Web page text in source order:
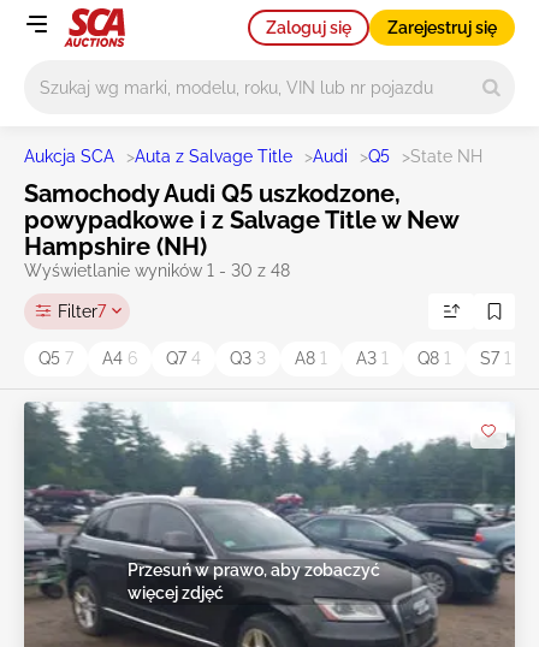
Zaloguj się Zarejestruj się
Aukcja SCA >Auta z Salvage Title >Audi >Q5 >State NH
Samochody Audi Q5 uszkodzone,
powypadkowe i z Salvage Title w New
Hampshire (NH)
Wyświetlanie wyników 1 - 30 z 48
Filter7
Q5 7 A4 6 Q7 4 Q3 3 A8 1 A3 1 Q8 1 S7 1
Przesuń w prawo, aby zobaczyć
więcej zdjęć